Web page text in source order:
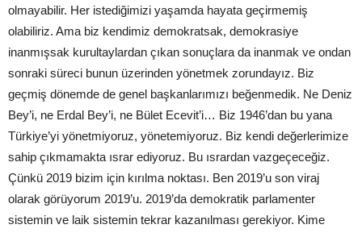
olmayabilir. Her istediğimizi yaşamda hayata geçirmemiş
olabiliriz. Ama biz kendimiz demokratsak, demokrasiye
inanmışsak kurultaylardan çıkan sonuçlara da inanmak ve ondan
sonraki süreci bunun üzerinden yönetmek zorundayız. Biz
geçmiş dönemde de genel başkanlarımızı beğenmedik. Ne Deniz
Bey’i, ne Erdal Bey’i, ne Bület Ecevit’i… Biz 1946’dan bu yana
Türkiye’yi yönetmiyoruz, yönetemiyoruz. Biz kendi değerlerimize
sahip çıkmamakta ısrar ediyoruz. Bu ısrardan vazgeçeceğiz.
Çünkü 2019 bizim için kırılma noktası. Ben 2019’u son viraj
olarak görüyorum 2019’u. 2019’da demokratik parlamenter
sistemin ve laik sistemin tekrar kazanılması gerekiyor. Kime